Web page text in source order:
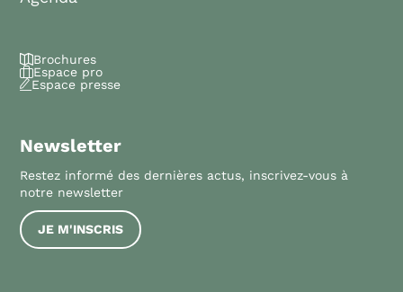
Brochures
Espace pro
Espace presse
Newsletter
Restez informé des dernières actus, inscrivez-vous à
notre newsletter
JE M'INSCRIS